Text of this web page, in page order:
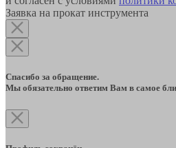
Заявка на прокат инструмента
Спасибо за обращение.
Мы обязательно ответим Вам в самое